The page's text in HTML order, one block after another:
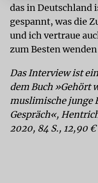
das in Deutschland
gespannt, was die
und ich vertraue
zum Besten
Das Interview ist
dem Buch »Gehört
muslimische junge
Gespräch«,
2020, 84 S., 12,90 €